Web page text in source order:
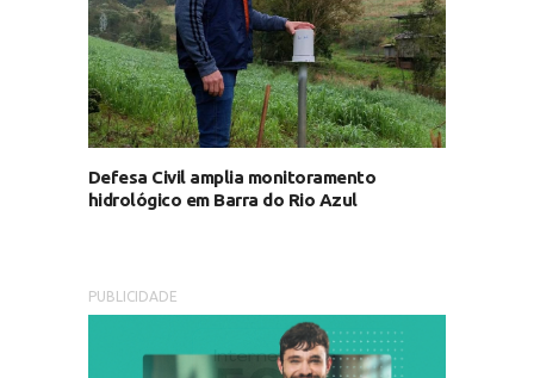
Defesa Civil amplia monitoramento
hidrológico em Barra do Rio Azul
PUBLICIDADE